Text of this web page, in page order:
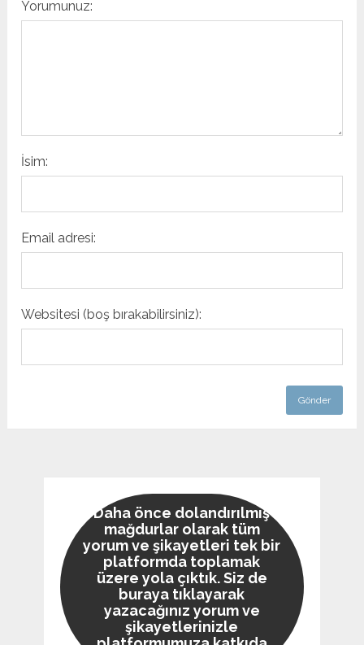
Yorumunuz:
İsim:
Email adresi:
Websitesi (boş bırakabilirsiniz):
Daha önce dolandırılmış
mağdurlar olarak tüm
yorum ve şikayetleri tek bir
platformda toplamak
üzere yola çıktık. Siz de
buraya tıklayarak
yazacağınız yorum ve
şikayetlerinizle